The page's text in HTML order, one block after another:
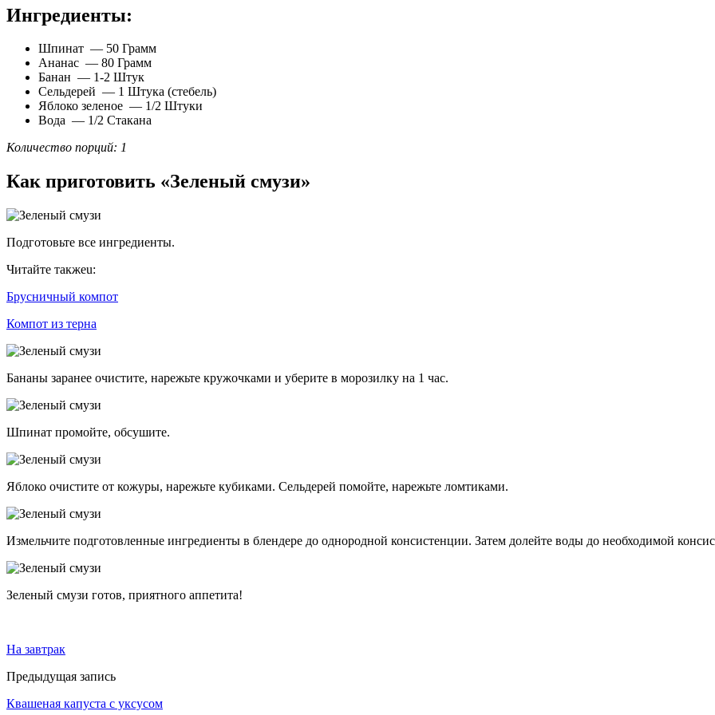
Ингредиенты:
Шпинат — 50 Грамм
Ананас — 80 Грамм
Банан — 1-2 Штук
Сельдерей — 1 Штука (стебель)
Яблоко зеленое — 1/2 Штуки
Вода — 1/2 Стакана
Количество порций: 1
Как приготовить «Зеленый смузи»
Подготовьте все ингредиенты.
Читайте такжеu:
Брусничный компот
Компот из терна
Бананы заранее очистите, нарежьте кружочками и уберите в морозилку на 1 час.
Шпинат промойте, обсушите.
Яблоко очистите от кожуры, нарежьте кубиками. Сельдерей помойте, нарежьте ломтиками.
Измельчите подготовленные ингредиенты в блендере до однородной консистенции. Затем долейте воды до необходимой
Зеленый смузи готов, приятного аппетита!
На завтрак
Предыдущая запись
Квашеная капуста с уксусом